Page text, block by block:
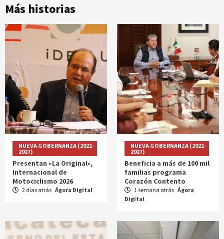
Más historias
NUEVA GOBERNANZA (2021-
2027)
Presentan «La Original»,
Internacional de
Motociclismo 2026
2 días atrás Ágora Digital
NUEVA GOBERNANZA (2021-
2027)
Beneficia a más de 100 mil
familias programa
Corazón Contento
1 semana atrás Ágora
Digital